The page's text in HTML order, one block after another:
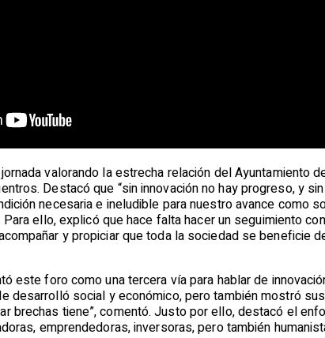
valorando la estrecha relación del Ayuntamiento
Destacó que “sin innovación no hay progreso, y
necesaria e ineludible para nuestro avance
ello, explicó que hace falta hacer un seguimiento
y propiciar que toda la sociedad se beneficie
este foro como una tercera vía para hablar de
desarrolló social y económico, pero también mostró
brechas tiene”, comentó. Justo por ello, destacó el
emprendedoras, inversoras, pero también